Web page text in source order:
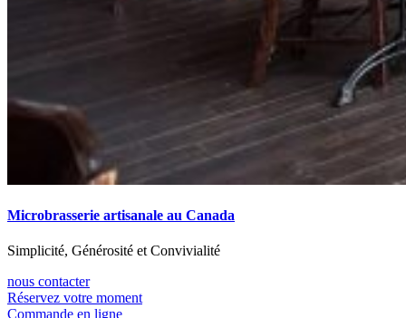
Microbrasserie artisanale au Canada
Simplicité, Générosité et Convivialité
nous contacter
Réservez votre moment
Commande en ligne